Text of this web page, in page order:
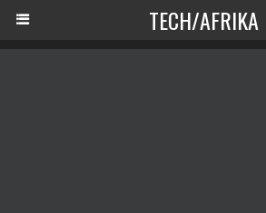
TECH/AFRIKA